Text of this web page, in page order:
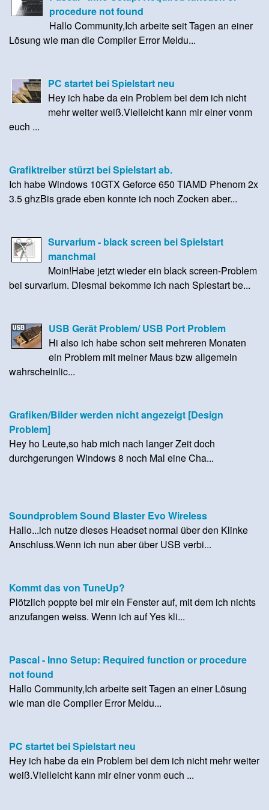
procedure not found
Hallo Community,Ich arbeite seit Tagen an einer
Lösung wie man die Compiler Error Meldu...
PC startet bei Spielstart neu
Hey ich habe da ein Problem bei dem ich nicht
mehr weiter weiß.Vielleicht kann mir einer vonm
euch ...
Grafiktreiber stürzt bei Spielstart ab.
Ich habe Windows 10GTX Geforce 650 TIAMD Phenom 2x
3.5 ghzBis grade eben konnte ich noch Zocken aber...
Survarium - black screen bei Spielstart
manchmal
Moin!Habe jetzt wieder ein black screen-Problem
bei survarium. Diesmal bekomme ich nach Spiestart be...
USB Gerät Problem/ USB Port Problem
Hi also ich habe schon seit mehreren Monaten
ein Problem mit meiner Maus bzw allgemein
wahrscheinlic...
Grafiken/Bilder werden nicht angezeigt [Design
Problem]
Hey ho Leute,so hab mich nach langer Zeit doch
durchgerungen Windows 8 noch Mal eine Cha...
Soundproblem Sound Blaster Evo Wireless
Hallo...ich nutze dieses Headset normal über den Klinke
Anschluss.Wenn ich nun aber über USB verbi...
Kommt das von TuneUp?
Plötzlich poppte bei mir ein Fenster auf, mit dem ich nichts
anzufangen weiss. Wenn ich auf Yes kli...
Pascal - Inno Setup: Required function or procedure
not found
Hallo Community,Ich arbeite seit Tagen an einer Lösung
wie man die Compiler Error Meldu...
PC startet bei Spielstart neu
Hey ich habe da ein Problem bei dem ich nicht mehr weiter
weiß.Vielleicht kann mir einer vonm euch ...